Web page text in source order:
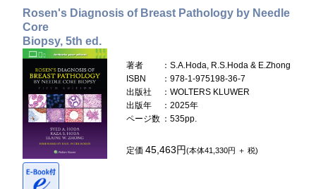
Rosen's Diagnosis of Breast Pathology by Needle
Core
Biopsy, 5th ed.
著者
：S.A.Hoda, R.S.Hoda & E.Zhong
ISBN
：978-1-975198-36-7
出版社
：WOLTERS KLUWER
出版年
：2025年
ページ数 ：535pp.
定価45,463円(本体41,330円 ＋ 税)